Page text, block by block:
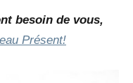
besoin de vous,
Présent!